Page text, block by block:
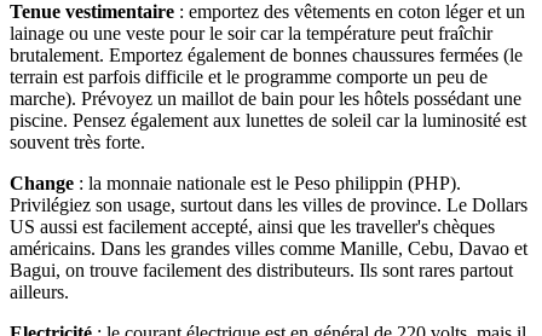
Tenue vestimentaire : emportez des vêtements en coton léger et un
lainage ou une veste pour le soir car la température peut fraîchir
brutalement. Emportez également de bonnes chaussures fermées (le
terrain est parfois difficile et le programme comporte un peu de
marche). Prévoyez un maillot de bain pour les hôtels possédant une
piscine. Pensez également aux lunettes de soleil car la luminosité est
souvent très forte.
Change : la monnaie nationale est le Peso philippin (PHP).
Privilégiez son usage, surtout dans les villes de province. Le Dollars
US aussi est facilement accepté, ainsi que les traveller's chèques
américains. Dans les grandes villes comme Manille, Cebu, Davao et
Bagui, on trouve facilement des distributeurs. Ils sont rares partout
ailleurs.